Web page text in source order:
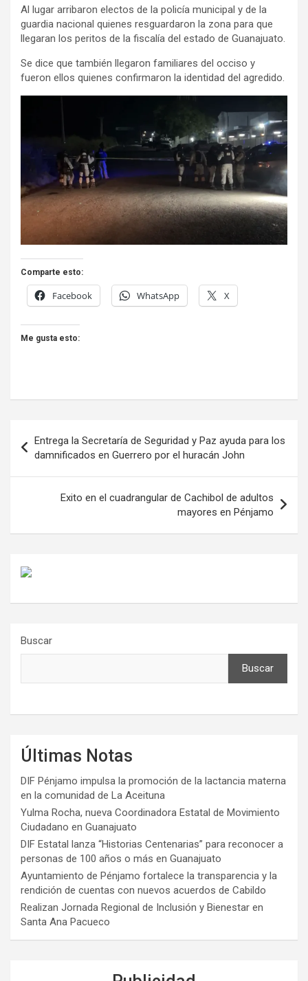
Al lugar arribaron electos de la policía municipal y de la
guardia nacional quienes resguardaron la zona para que
llegaran los peritos de la fiscalía del estado de Guanajuato.
Se dice que también llegaron familiares del occiso y
fueron ellos quienes confirmaron la identidad del agredido.
Comparte esto:
Facebook WhatsApp X
Me gusta esto:
de
entradas
Entrega la Secretaría de Seguridad y Paz ayuda para los
damnificados en Guerrero por el huracán John
Exito en el cuadrangular de Cachibol de adultos
mayores en Pénjamo
Buscar
Buscar
Últimas Notas
DIF Pénjamo impulsa la promoción de la lactancia materna
en la comunidad de La Aceituna
Yulma Rocha, nueva Coordinadora Estatal de Movimiento
Ciudadano en Guanajuato
DIF Estatal lanza “Historias Centenarias” para reconocer a
personas de 100 años o más en Guanajuato
Ayuntamiento de Pénjamo fortalece la transparencia y la
rendición de cuentas con nuevos acuerdos de Cabildo
Realizan Jornada Regional de Inclusión y Bienestar en
Santa Ana Pacueco